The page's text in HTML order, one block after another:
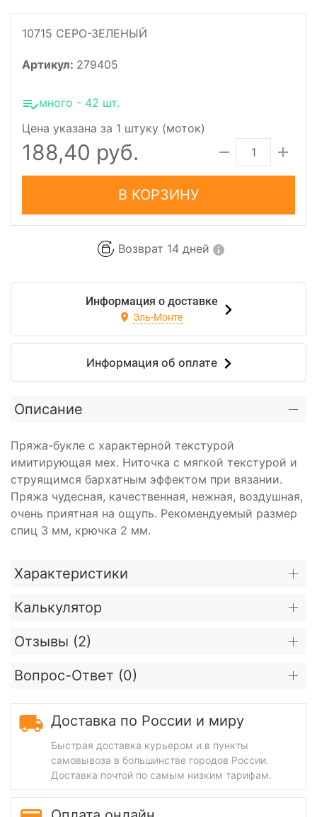
10715 СЕРО-ЗЕЛЕНЫЙ
Артикул: 279405
Цена указана за 1 штуку (моток)
много - 42 шт.
188,40 руб.
В КОРЗИНУ
Возврат 14 дней
Информация о доставке
Эль-Монте
Информация об оплате
Описание
Пряжа-букле с характерной текстурой
имитирующая мех. Ниточка с мягкой текстурой и
струящимся бархатным эффектом при вязании.
Пряжа чудесная, качественная, нежная, воздушная,
очень приятная на ощупь. Рекомендуемый размер
спиц 3 мм, крючка 2 мм.
Характеристики
Калькулятор
Отзывы (2)
Вопрос-Ответ (0)
Доставка по России и миру
Быстрая доставка курьером и в пункты
самовывоза в большинстве городов России.
Доставка почтой по самым низким тарифам.